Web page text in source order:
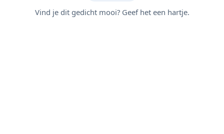
Vind je dit gedicht mooi? Geef het een hartje.